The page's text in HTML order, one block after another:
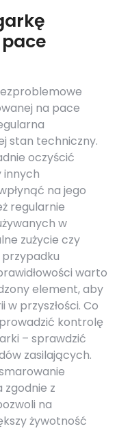
na pace
stan techniczny.
oczyścić
innych
na jego
regularnie
w
zużycie czy
warto
element, aby
przyszłości. Co
kontrolę
– sprawdzić
zasilających.
z
na
żywotność